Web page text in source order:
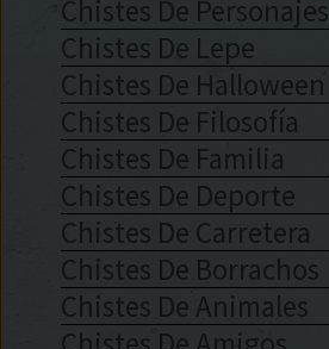
Chistes De Personajes
Chistes De Lepe
Chistes De Halloween
Chistes De Filosofía
Chistes De Familia
Chistes De Deporte
Chistes De Carretera
Chistes De Borrachos
Chistes De Animales